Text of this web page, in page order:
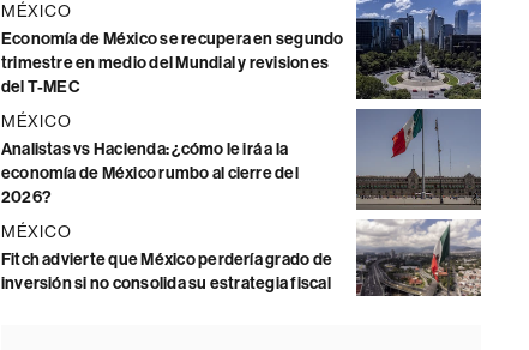
MÉXICO
Economía de México se recupera en segundo
trimestre en medio del Mundial y revisiones
del T-MEC
MÉXICO
Analistas vs Hacienda: ¿cómo le irá a la
economía de México rumbo al cierre del
2026?
MÉXICO
Fitch advierte que México perdería grado de
inversión si no consolida su estrategia fiscal